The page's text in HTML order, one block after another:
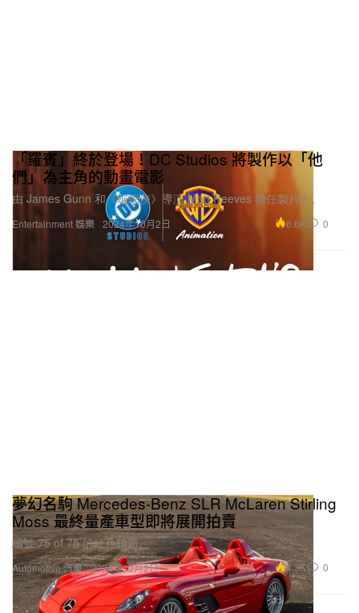
Entertainment 娛樂
「羅賓」終於登場！DC Studios 將製作以「他
們」為主角的動畫電影
由 James Gunn 和《蝙蝠俠》導演 Matt Reeves 擔任製片人。
2024年10月2日 6.6K 0
Automotive 汽車
夢幻名駒 Mercedes-Benz SLR McLaren Stirling
Moss 最終量產車型即將展開拍賣
編號 75 of 75 的紅色銀箭。
2024年10月2日 4.3K 0